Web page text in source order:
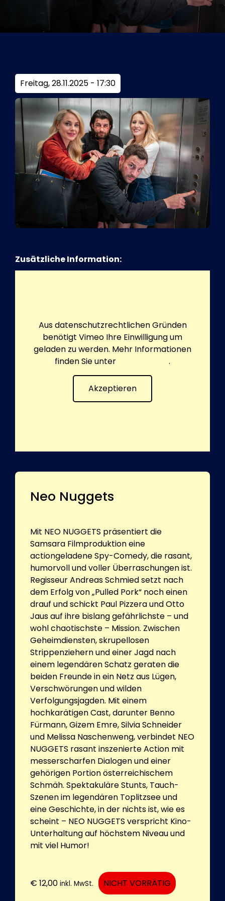
Kurier Romy 2026
Freitag, 28.11.2025 - 17:30
Zusätzliche Information:
Aus datenschutzrechtlichen Gründen
benötigt Vimeo Ihre Einwilligung um
geladen zu werden. Mehr Informationen
finden Sie unter
.
Akzeptieren
Neo Nuggets
Mit NEO NUGGETS präsentiert die
Samsara Filmproduktion eine
actiongeladene Spy-Comedy, die rasant,
humorvoll und voller Überraschungen ist.
Regisseur Andreas Schmied setzt nach
dem Erfolg von „Pulled Pork“ noch einen
drauf und schickt Paul Pizzera und Otto
Jaus auf ihre bislang gefährlichste – und
wohl chaotischste – Mission. Zwischen
Geheimdiensten, skrupellosen
Strippenziehern und einer Jagd nach
einem legendären Schatz geraten die
beiden Freunde in ein Netz aus Lügen,
Verschwörungen und wilden
Verfolgungsjagden. Mit einem
hochkarätigen Cast, darunter Benno
Fürmann, Gizem Emre, Silvia Schneider
und Melissa Naschenweng, verbindet NEO
NUGGETS rasant inszenierte Action mit
messerscharfen Dialogen und einer
gehörigen Portion österreichischem
Schmäh. Spektakuläre Stunts, Tauch-
Szenen im legendären Toplitzsee und
eine Geschichte, in der nichts ist, wie es
scheint – NEO NUGGETS verspricht Kino-
Unterhaltung auf höchstem Niveau und
mit viel Humor!
€ 12,00 inkl. MwSt. NICHT VORRÄTIG